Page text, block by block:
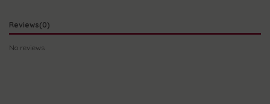
Reviews(0)
No reviews